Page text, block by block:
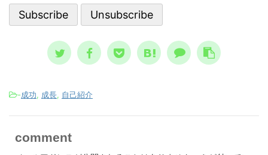
いる
して親しまれた ノストラダムスの大予
言、恐怖の大王とは？ ノストラダム
-成功, 成長, 自己紹介
comment